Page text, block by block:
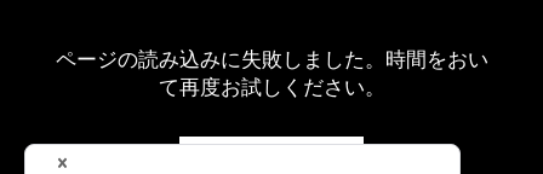
ページの読み込みに失敗しました。時間をおい
て再度お試しください。